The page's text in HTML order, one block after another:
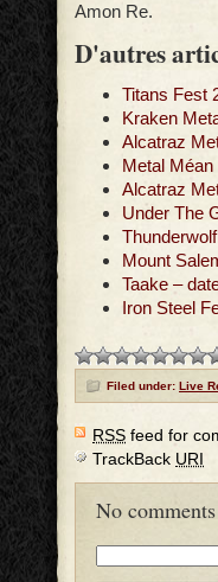
Amon Re.
D'autres
Titans Fest
Kraken
Alcatraz
Metal
Alcatraz
Under The
Mount
Taake –
Iron Steel
Filed under: Live
RSS feed for
TrackBack URI
No comments